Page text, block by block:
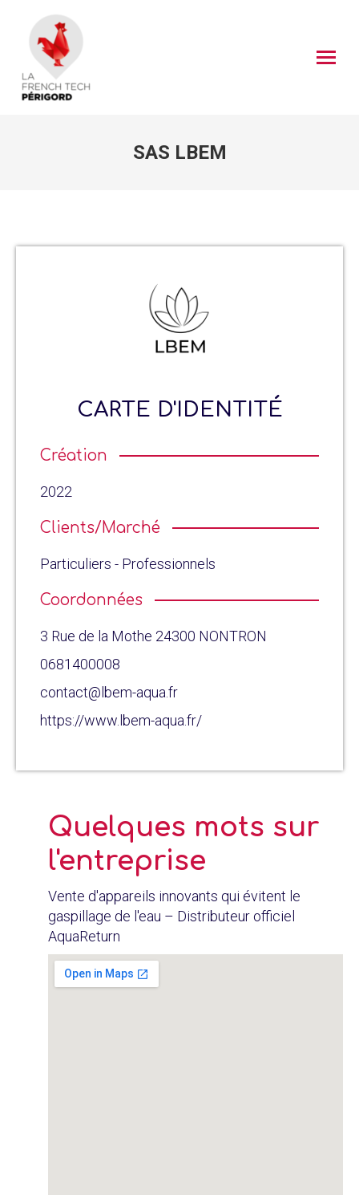
SAS LBEM
CARTE D'IDENTITÉ
Création
2022
Clients/Marché
Particuliers - Professionnels
Coordonnées
3 Rue de la Mothe 24300 NONTRON
0681400008
contact@lbem-aqua.fr
https://www.lbem-aqua.fr/
Quelques mots sur
l'entreprise
Vente d'appareils innovants qui évitent le
gaspillage de l'eau – Distributeur officiel
AquaReturn